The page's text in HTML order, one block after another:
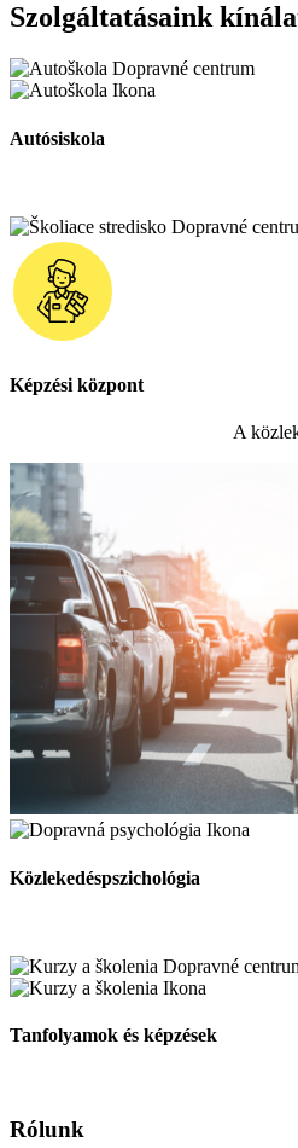
Szolgáltatásaink
Autósiskola
Képzési központ
A
Közlekedéspszichológia
Tanfolyamok és képzések
Rólunk